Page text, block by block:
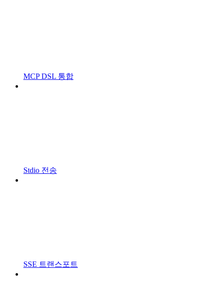
MCP DSL 통합
Stdio 전송
SSE 트랜스포트